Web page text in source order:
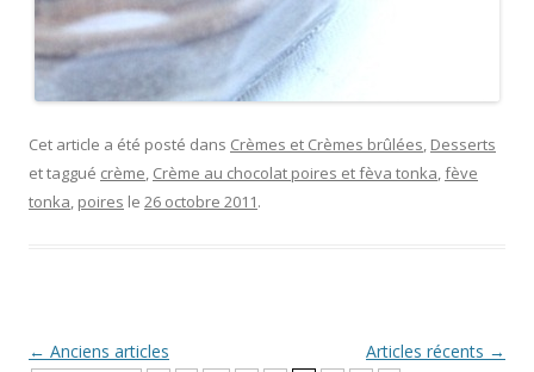
Cet article a été posté dans Crèmes et Crèmes brûlées, Desserts
et taggué crème, Crème au chocolat poires et fèva tonka,fève
tonka, poires le 26 octobre 2011.
Navigation Article
← Anciens articles Articles récents →